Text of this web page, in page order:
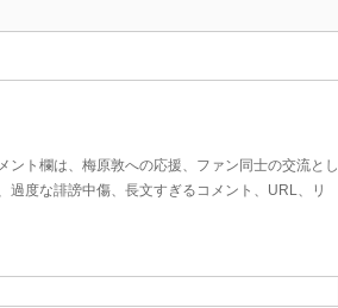
ト欄は、梅原敦への応援、ファン同士の交流とし
度な誹謗中傷、長文すぎるコメント、URL、リ